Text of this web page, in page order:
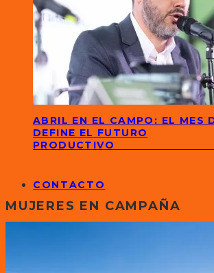
ABRIL EN EL CAMPO: EL MES
DEFINE EL FUTURO
CONTACTO
MUJERES EN CAMPAÑA